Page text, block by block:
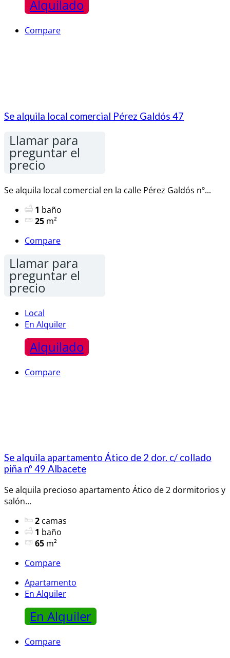
Alquilado
Compare
Se alquila local comercial Pérez Galdós 47
Llamar para
preguntar el
precio
Se alquila local comercial en la calle Pérez Galdós nº...
1 baño
25 m²
Compare
Llamar para
preguntar el
precio
Local
En Alquiler
Alquilado
Compare
Se alquila apartamento Ático de 2 dor. c/ collado
piña nº 49 Albacete
Se alquila precioso apartamento Ático de 2 dormitorios y
salón...
2 camas
1 baño
65 m²
Compare
Apartamento
En Alquiler
En Alquiler
Compare